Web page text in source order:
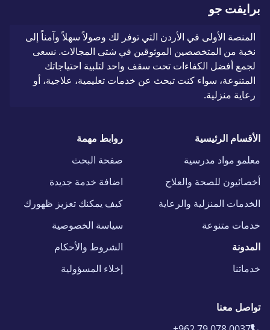
برايفت جو
المنصة الأولى في الأردن التي توفر لك وصولاً سهلاً وآمناً إلى
نخبة من المتخصصين الموثوقين في شتى المجالات. نسعى
لجمع أفضل الكفاءات تحت سقف واحد لتلبية احتياجاتك
المتنوعة، سواء كنت تبحث عن خدمات تعليمية، علاجية، أو
رعاية منزلية.
الأقسام الرئيسية
معلمو مواد مدرسية
أخصائيون للصحة والعلاج
الخدمات المنزلية والرعاية
خدمات متنوعة
المدونة
خدماتنا
روابط مهمة
صفحة البحث
اضافة خدمة جديدة
كيف يمكنك تعزيز ظهورك
سياسة الخصوصية
الشروط والأحكام
إخلاء المسؤولية
تواصل معنا